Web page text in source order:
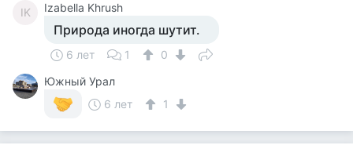
IK Izabella Khrush
Природа иногда шутит.
6 лет 1
0
Южный Урал
6 лет
1